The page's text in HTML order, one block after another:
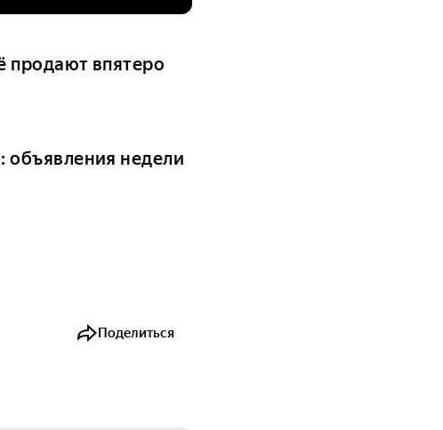
продают впятеро
объявления недели
Поделиться